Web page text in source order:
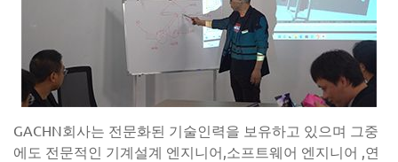
GACHN회사는 전문화된 기술인력을 보유하고 있으며 그중
에도 전문적인 기계설계 엔지니어,소프트웨어 엔지니어 ,연